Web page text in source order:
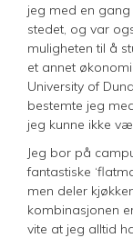
jeg med en
stedet, og var
muligheten til å
et annet
University of
bestemte jeg
jeg kunne ikke
Jeg bor på
fantastiske
men deler
kombinasjonen
vite at jeg alltid